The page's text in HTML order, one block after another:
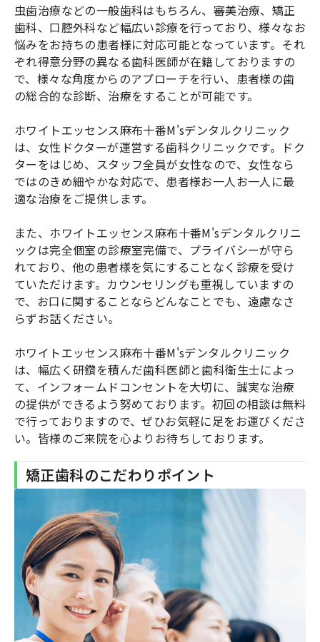
虫歯治療などの一般歯科はもちろん、審美治療、矯正
歯科、口腔外科など幅広い診療を行っており、様々なお
悩みをお持ちの患者様に対応可能となっています。それ
ぞれ得意分野の異なる歯科医師が在籍しておりますの
で、様々な角度からのアプローチを行い、患者様の歯
の総合的な診断、治療をすることが可能です。
ホワイトエッセンス麻布十番M'sデンタルクリニック
は、女性ドクターが運営する歯科クリニックです。ドク
ターをはじめ、スタッフ全員が女性なので、女性なら
ではのきめ細やかな対応で、患者様お一人お一人に最
適な治療をご提供します。
また、ホワイトエッセンス麻布十番M'sデンタルクリニ
ックは完全個室の診療室完備で、プライバシーが守ら
れており、他の患者様を気にすることなく診療を受け
ていただけます。カウンセリングも重視していますの
で、お口に関することならどんなことでも、遠慮なさ
らずお話ください。
ホワイトエッセンス麻布十番M'sデンタルクリニック
は、幅広く研鑽を積んだ歯科医師と歯科衛生士によっ
て、インフォームドコンセントを大切に、誠実な治療
の提供ができるよう努めております。初回の相談は無料
で行っておりますので、ぜひお気軽に足をお運びくださ
い。皆様のご来院を心よりお待ちしております。
矯正歯科のこだわりポイント